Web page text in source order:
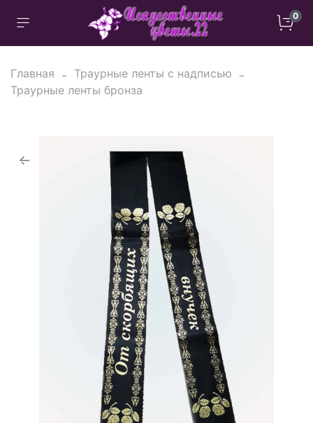
0
Главная
Траурные ленты с надписью
Траурные ленты бронза